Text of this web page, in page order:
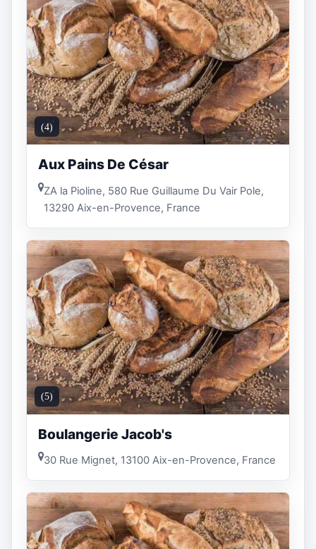
(4)
Aux Pains De César
ZA la Pioline, 580 Rue Guillaume Du Vair Pole,
13290 Aix-en-Provence, France
(5)
Boulangerie Jacob's
30 Rue Mignet, 13100 Aix-en-Provence, France